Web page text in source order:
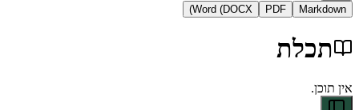
PDF
Word (DOCX)